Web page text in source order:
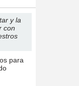
y la
con
para